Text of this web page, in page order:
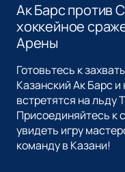
Ак Барс против
хоккейное
Арены
Готовьтесь к
Казанский Ак Барс
встретятся на льду
Присоединяйтесь к
увидеть игру
команду в Казани!